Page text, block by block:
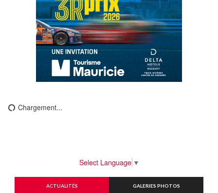
Chargement...
Select Language ▼
ACTUALITÉS GALERIES PHOTOS